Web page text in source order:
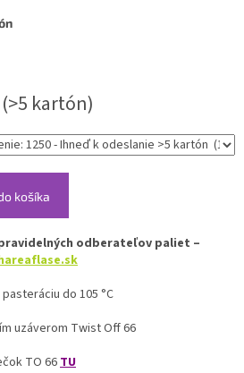
O
(>5 kartón)
košíka
odberateľov paliet –
do 105 °C
uzáverom Twist Off 66
TO 66TU